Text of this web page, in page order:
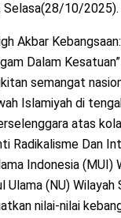
Selasa(28/10/2025).
Akbar
Dalam
semangat
Islamiyah di
atas
Radikalisme Dan
Indonesia (MUI)
Ulama (NU) Wilayah
nilai-nilai